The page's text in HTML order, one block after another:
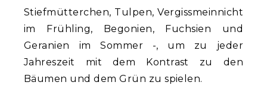
Stiefmütterchen, Tulpen, Vergissmeinnicht
im Frühling, Begonien, Fuchsien und
Geranien im Sommer -, um zu jeder
Jahreszeit mit dem Kontrast zu den
Bäumen und dem Grün zu spielen.